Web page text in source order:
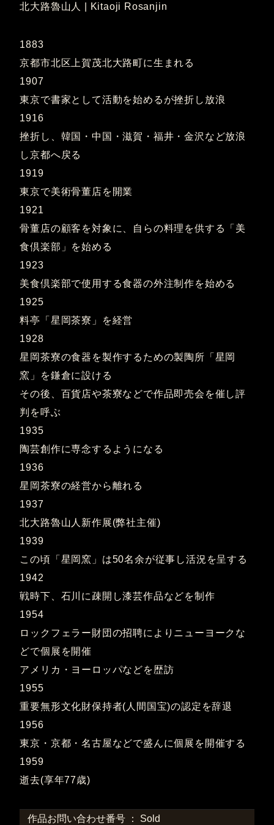
北大路魯山人 | Kitaoji Rosanjin
1883
京都市北区上賀茂北大路町に生まれる
1907
東京で書家として活動を始めるが挫折し放浪
1916
挫折し、韓国・中国・滋賀・福井・金沢など放浪
し京都へ戻る
1919
東京で美術骨董店を開業
1921
骨董店の顧客を対象に、自らの料理を供する「美
食倶楽部」を始める
1923
美食倶楽部で使用する食器の外注制作を始める
1925
料亭「星岡茶寮」を経営
1928
星岡茶寮の食器を製作するための製陶所「星岡
窯」を鎌倉に設ける
その後、百貨店や茶寮などで作品即売会を催し評
判を呼ぶ
1935
陶芸創作に専念するようになる
1936
星岡茶寮の経営から離れる
1937
北大路魯山人新作展(弊社主催)
1939
この頃「星岡窯」は50名余が従事し活況を呈する
1942
戦時下、石川に疎開し漆芸作品などを制作
1954
ロックフェラー財団の招聘によりニューヨークな
どで個展を開催
アメリカ・ヨーロッパなどを歴訪
1955
重要無形文化財保持者(人間国宝)の認定を辞退
1956
東京・京都・名古屋などで盛んに個展を開催する
1959
逝去(享年77歳)
作品お問い合わせ番号 ： Sold